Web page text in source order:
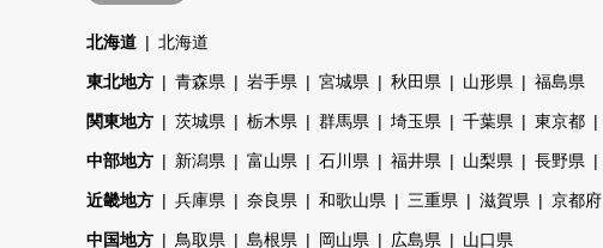
北海道 北海道
東北地方 青森県 岩手県 宮城県 秋田県 山形県 福島県
関東地方 茨城県 栃木県 群馬県 埼玉県 千葉県 東京都
中部地方 新潟県 富山県 石川県 福井県 山梨県 長野県
近畿地方 兵庫県 奈良県 和歌山県 三重県 滋賀県 京都府
中国地方 鳥取県 島根県 岡山県 広島県 山口県